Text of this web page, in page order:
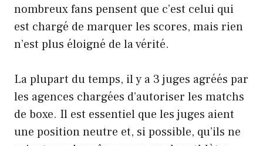
nombreux fans pensent que c’est celui qui
est chargé de marquer les scores, mais rien
n’est plus éloigné de la vérité.
La plupart du temps, il y a 3 juges agréés par
les agences chargées d’autoriser les matchs
de boxe. Il est essentiel que les juges aient
une position neutre et, si possible, qu’ils ne